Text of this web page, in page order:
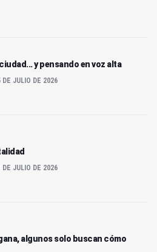
y pensando en voz alta
DE JULIO DE 2026
DE JULIO DE 2026
algunos solo buscan cómo